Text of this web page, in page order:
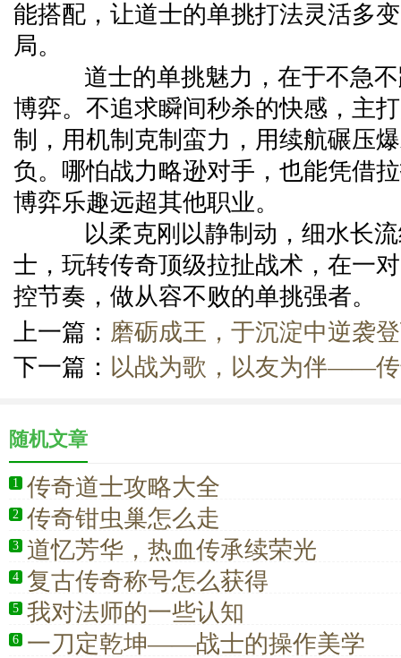
能搭配，让道士的单挑打法灵活多
局。
道士的单挑魅力，在于不急不
博弈。不追求瞬间秒杀的快感，主
制，用机制克制蛮力，用续航碾压
负。哪怕战力略逊对手，也能凭借
博弈乐趣远超其他职业。
以柔克刚以静制动，细水长流
士，玩转传奇顶级拉扯战术，在一
控节奏，做从容不败的单挑强者。
上一篇： 磨砺成王，于沉淀中逆袭
下一篇： 以战为歌，以友为伴——
随机文章
1 传奇道士攻略大全
2 传奇钳虫巢怎么走
3 道忆芳华，热血传承续荣光
4 复古传奇称号怎么获得
5 我对法师的一些认知
6 一刀定乾坤——战士的操作美学